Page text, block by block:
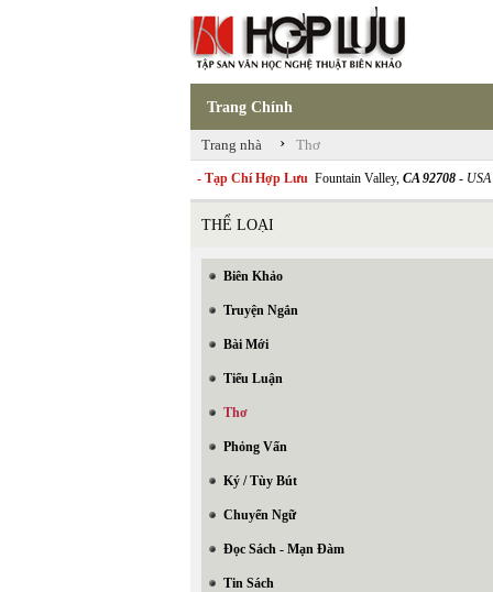
Trang Chính
Trang nhà › Thơ
- Tạp Chí Hợp Lưu Fountain Valley, CA 92708 - USA
THỂ LOẠI
Biên Khảo
Truyện Ngắn
Bài Mới
Tiểu Luận
Thơ
Phỏng Vấn
Ký / Tùy Bút
Chuyển Ngữ
Đọc Sách - Mạn Đàm
Tin Sách